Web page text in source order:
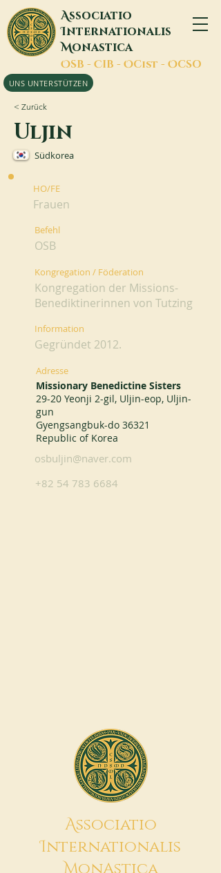
Associatio
Internationalis
Monastica
OSB - CIB - OCist - OCSO
UNS UNTERSTÜTZEN
< Zurück
Uljin
Südkorea
HO/FE
Frauen
Befehl
OSB
Kongregation / Föderation
Kongregation der Missions-
Benediktinerinnen von Tutzing
Information
Gegründet 2012.
Adresse
Missionary Benedictine Sisters
29-20 Yeonji 2-gil, Uljin-eop, Uljin-
gun
Gyengsangbuk-do 36321
Republic of Korea
osbuljin@naver.com
+82 54 783 6684
Associatio
Internationalis